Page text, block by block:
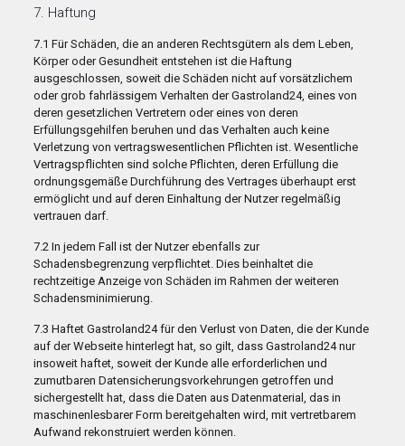
7. Haftung
7.1 Für Schäden, die an anderen Rechtsgütern als dem Leben,
Körper oder Gesundheit entstehen ist die Haftung
ausgeschlossen, soweit die Schäden nicht auf vorsätzlichem
oder grob fahrlässigem Verhalten der Gastroland24, eines von
deren gesetzlichen Vertretern oder eines von deren
Erfüllungsgehilfen beruhen und das Verhalten auch keine
Verletzung von vertragswesentlichen Pflichten ist. Wesentliche
Vertragspflichten sind solche Pflichten, deren Erfüllung die
ordnungsgemäße Durchführung des Vertrages überhaupt erst
ermöglicht und auf deren Einhaltung der Nutzer regelmäßig
vertrauen darf.
7.2 In jedem Fall ist der Nutzer ebenfalls zur
Schadensbegrenzung verpflichtet. Dies beinhaltet die
rechtzeitige Anzeige von Schäden im Rahmen der weiteren
Schadensminimierung.
7.3 Haftet Gastroland24 für den Verlust von Daten, die der Kunde
auf der Webseite hinterlegt hat, so gilt, dass Gastroland24 nur
insoweit haftet, soweit der Kunde alle erforderlichen und
zumutbaren Datensicherungsvorkehrungen getroffen und
sichergestellt hat, dass die Daten aus Datenmaterial, das in
maschinenlesbarer Form bereitgehalten wird, mit vertretbarem
Aufwand rekonstruiert werden können.